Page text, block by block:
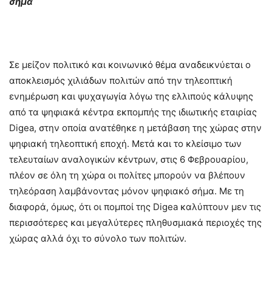
Σε μείζον πολιτικό και κοινωνικό θέμα αναδεικνύεται ο
αποκλεισμός χιλιάδων πολιτών από την τηλεοπτική
ενημέρωση και ψυχαγωγία λόγω της ελλιπούς κάλυψης
από τα ψηφιακά κέντρα εκπομπής της ιδιωτικής εταιρίας
Digea, στην οποία ανατέθηκε η μετάβαση της χώρας στην
ψηφιακή τηλεοπτική εποχή. Μετά και το κλείσιμο των
τελευταίων αναλογικών κέντρων, στις 6 Φεβρουαρίου,
πλέον σε όλη τη χώρα οι πολίτες μπορούν να βλέπουν
τηλεόραση λαμβάνοντας μόνον ψηφιακό σήμα. Με τη
διαφορά, όμως, ότι οι πομποί της Digea καλύπτουν μεν τις
περισσότερες και μεγαλύτερες πληθυσμιακά περιοχές της
χώρας αλλά όχι το σύνολο των πολιτών.